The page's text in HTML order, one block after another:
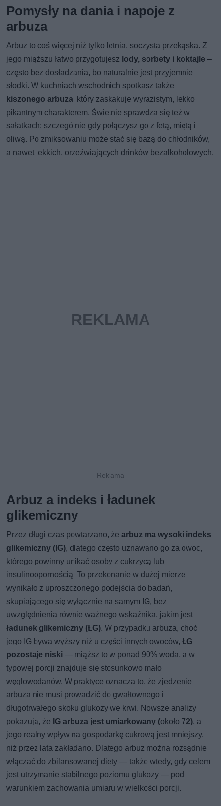
Pomysły na dania i napoje z
arbuza
Arbuz to coś więcej niż tylko letnia, soczysta przekąska. Z
jego miąższu łatwo przygotujesz lody, sorbety i koktajle –
często bez dosładzania, bo naturalnie jest przyjemnie
słodki. W kuchniach wschodnich spotkasz także
kiszonego arbuza, który zaskakuje wyrazistym, lekko
pikantnym charakterem. Świetnie sprawdza się też w
sałatkach: szczególnie gdy połączysz go z fetą, miętą i
oliwą. Po zmiksowaniu może stać się bazą do chłodników,
a nawet lekkich, orzeźwiających drinków bezalkoholowych.
Arbuz a indeks i ładunek
glikemiczny
Przez długi czas powtarzano, żearbuz ma wysoki indeks
glikemiczny (IG), dlatego często uznawano go za owoc,
którego powinny unikać osoby z cukrzycą lub
insulinoopornością. To przekonanie w dużej mierze
wynikało z uproszczonego podejścia do badań,
skupiającego się wyłącznie na samym IG, bez
uwzględnienia równie ważnego wskaźnika, jakim jest
ładunek glikemiczny (ŁG). W przypadku arbuza, choć
jego IG bywa wyższy niż u części innych owoców,ŁG
pozostaje niski — miąższ to w ponad 90% woda, a w
typowej porcji znajduje się stosunkowo mało
węglowodanów. W praktyce oznacza to, że zjedzenie
arbuza nie musi prowadzić do gwałtownego i
długotrwałego skoku glukozy we krwi. Nowsze analizy
pokazują, że IG arbuza jest umiarkowany (około 72), a
jego realny wpływ na gospodarkę cukrową jest mniejszy,
niż przez lata zakładano. Dlatego arbuz można rozsądnie
włączać do zbilansowanej diety — także wtedy, gdy celem
jest utrzymanie stabilnego poziomu glukozy — pod
warunkiem zachowania umiaru w wielkości porcji.